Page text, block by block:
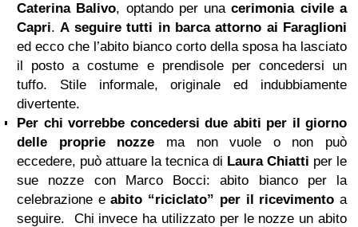
Caterina Balivo, optando per unacerimonia civile a
Capri.A seguire tutti in barca attorno ai Faraglioni
ed ecco che l’abito bianco corto della sposa ha lasciato
il posto a costume e prendisole per concedersi un
tuffo. Stile informale, originale ed indubbiamente
divertente.
Per chi vorrebbe concedersi due abiti per il giorno
delle proprie nozze ma non vuole o non può
eccedere, può attuare la tecnica di Laura Chiatti per le
sue nozze con Marco Bocci: abito bianco per la
celebrazione eabito “riciclato” per il ricevimento a
seguire. Chi invece ha utilizzato per le nozze un abito